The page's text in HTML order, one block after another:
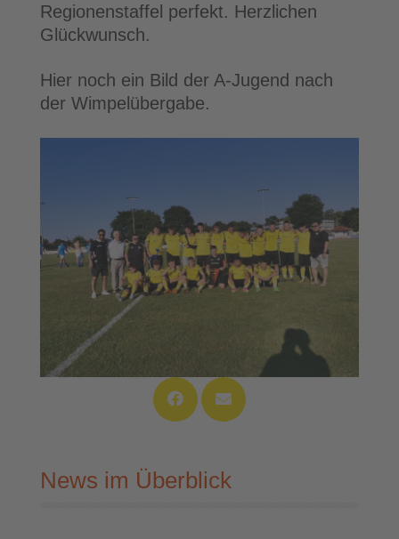
Regionenstaffel perfekt. Herzlichen
Glückwunsch.
Hier noch ein Bild der A-Jugend nach
der Wimpelübergabe.
News im Überblick